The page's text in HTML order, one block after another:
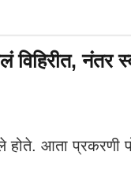
नंतर
होते. आता